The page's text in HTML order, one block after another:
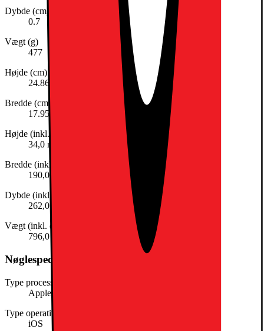
Dybde (cm)
0.7
Vægt (g)
477
Højde (cm)
24.86
Bredde (cm)
17.95
Højde (inkl. emballage)
34,0 mm
Bredde (inkl. emballage)
190,0 mm
Dybde (inkl. emballage)
262,0 mm
Vægt (inkl. emballage)
796,0 g
Nøglespecifikation
Type processor
Apple A16
Type operativsystem (OS)
iOS